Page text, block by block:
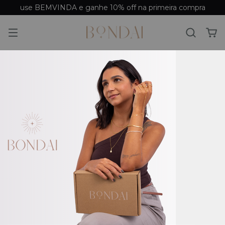
use BEMVINDA e ganhe 10% off na primeira compra